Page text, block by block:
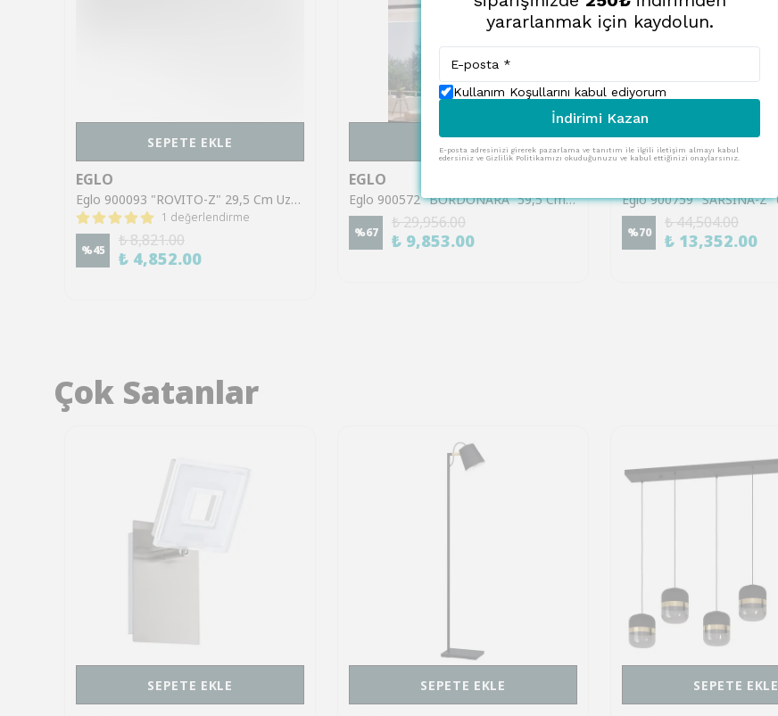
SEPETE EKLE
EGLO
Eglo 900093 "ROVITO-Z" 29,5 Cm Uzunluğunda 29,5 Cm Genişliğinde Plastik Siyah Led Panel RGB
1 değerlendirme
%45
₺ 8,821.00
₺ 4,852.00
SEPETE EKLE
EGLO
Eglo 900572 "BORDONARA" 59,5 Cm Uzunluğunda 59,5 Cm Genişliğinde Alüminyum, Çelik Siyah, Beyaz Led Panel RGB
%67
₺ 29,956.00
₺ 9,853.00
SEPETE EKLE
%70
₺ 44,504.00
₺ 13,352.00
Çok Satanlar
SEPETE EKLE SEPETE EKLE SEPETE EKLE
yararlanmak için kaydolun.
Kullanım Koşullarını kabul ediyorum
İndirimi Kazan
E-posta adresinizi girerek pazarlama ve tanıtım ile ilgili iletişim almayı kabul
edersiniz ve Gizlilik Politikamızı okuduğunuzu ve kabul ettiğinizi onaylarsınız.